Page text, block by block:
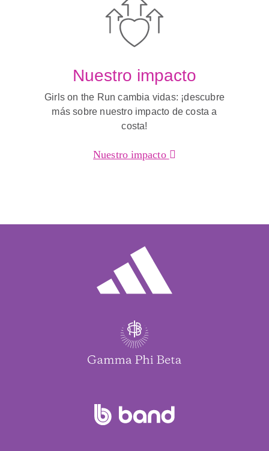
Nuestro impacto
Girls on the Run cambia vidas: ¡descubre
más sobre nuestro impacto de costa a
costa!
Nuestro impacto